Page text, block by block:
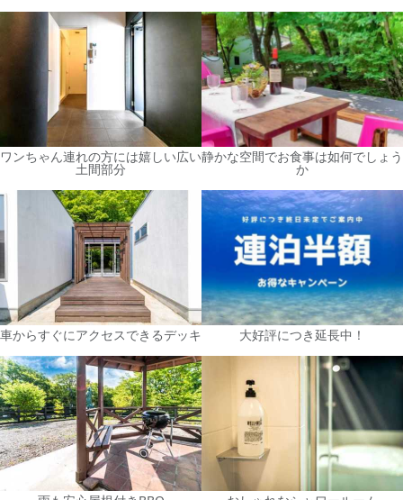
ワンちゃん連れの方には嬉しい広い
土間部分
静かな空間でお食事は如何でしょう
か
車からすぐにアクセスできるデッキ 大好評につき延長中！